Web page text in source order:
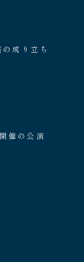
成り立ち
催の公演